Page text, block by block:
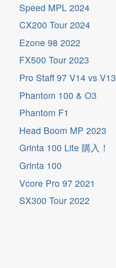
Speed MPL 2024
CX200 Tour 2024
Ezone 98 2022
FX500 Tour 2023
Pro Staff 97 V14 vs V13
Phantom 100 & O3
Phantom F1
Head Boom MP 2023
Grinta 100 Lite 購入！
Grinta 100
Vcore Pro 97 2021
SX300 Tour 2022